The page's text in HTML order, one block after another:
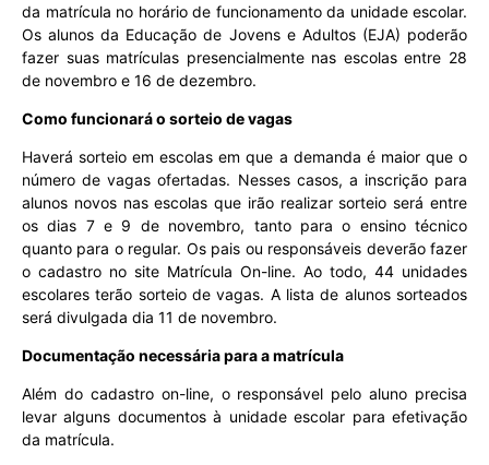
da matrícula no horário de funcionamento da unidade escolar.
Os alunos da Educação de Jovens e Adultos (EJA) poderão
fazer suas matrículas presencialmente nas escolas entre 28
de novembro e 16 de dezembro.
Como funcionará o sorteio de vagas
Haverá sorteio em escolas em que a demanda é maior que o
número de vagas ofertadas. Nesses casos, a inscrição para
alunos novos nas escolas que irão realizar sorteio será entre
os dias 7 e 9 de novembro, tanto para o ensino técnico
quanto para o regular. Os pais ou responsáveis deverão fazer
o cadastro no site Matrícula On-line. Ao todo, 44 unidades
escolares terão sorteio de vagas. A lista de alunos sorteados
será divulgada dia 11 de novembro.
Documentação necessária para a matrícula
Além do cadastro on-line, o responsável pelo aluno precisa
levar alguns documentos à unidade escolar para efetivação
da matrícula.